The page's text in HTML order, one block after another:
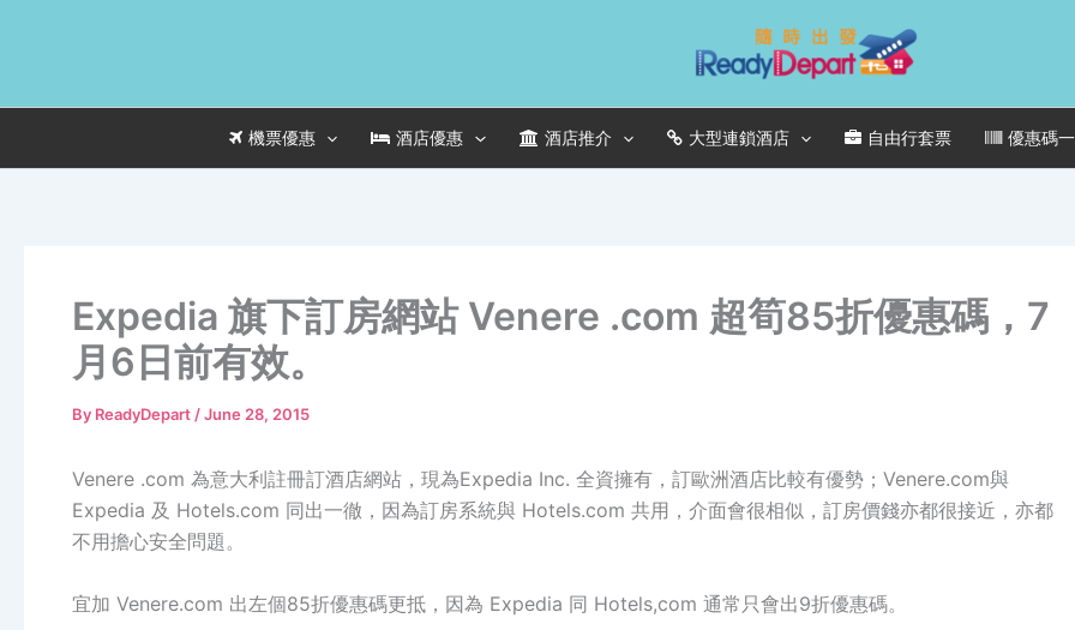
機票優惠 酒店優惠 酒店推介 大型連鎖酒店 自由行套票 優惠碼
Expedia 旗下訂房網站 Venere .com 超筍85折優惠碼，7
月6日前有效。
By ReadyDepart /June 28, 2015
Venere .com 為意大利註冊訂酒店網站，現為Expedia Inc. 全資擁有，訂歐洲酒店比較有優勢；Venere.com與
Expedia 及 Hotels.com 同出一徹，因為訂房系統與 Hotels.com 共用，介面會很相似，訂房價錢亦都很接近，亦都
不用擔心安全問題。
宜加 Venere.com 出左個85折優惠碼更抵，因為 Expedia 同 Hotels,com 通常只會出9折優惠碼。